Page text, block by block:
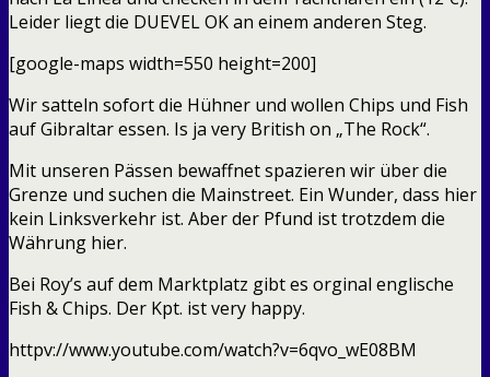
Leider liegt die DUEVEL OK an einem anderen Steg.
[google-maps width=550 height=200]
Wir satteln sofort die Hühner und wollen Chips und Fish
auf Gibraltar essen. Is ja very British on „The Rock“.
Mit unseren Pässen bewaffnet spazieren wir über die
Grenze und suchen die Mainstreet. Ein Wunder, dass hier
kein Linksverkehr ist. Aber der Pfund ist trotzdem die
Währung hier.
Bei Roy’s auf dem Marktplatz gibt es orginal englische
Fish & Chips. Der Kpt. ist very happy.
httpv://www.youtube.com/watch?v=6qvo_wE08BM